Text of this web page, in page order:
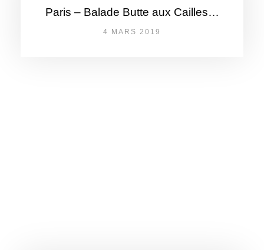
Paris – Balade Butte aux Cailles…
4 MARS 2019